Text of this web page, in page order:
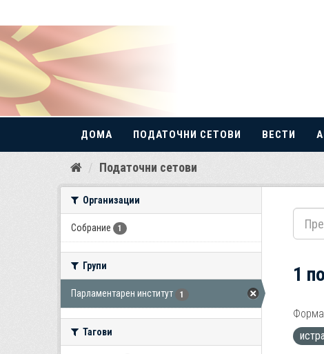
Прескокнете
ДОМА ПОДАТОЧНИ СЕТОВИ ВЕСТИ
Податочни сетови
Организации
Собрание 1
Групи
Парламентарен институт 1
Тагови
1